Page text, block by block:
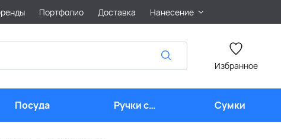
Портфолио Доставка Нанесение
Избранное
Посуда
Ручки с
логотипом
Сумки